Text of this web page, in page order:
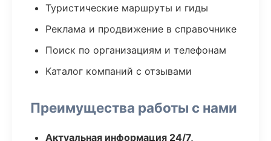
Туристические маршруты и гиды
Реклама и продвижение в справочнике
Поиск по организациям и телефонам
Каталог компаний с отзывами
Преимущества работы с нами
Актуальная информация 24/7,